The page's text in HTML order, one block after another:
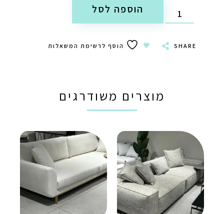
הוספה לסל
SHARE הוסף לרשימת המשאלות
מוצרים משודרגים